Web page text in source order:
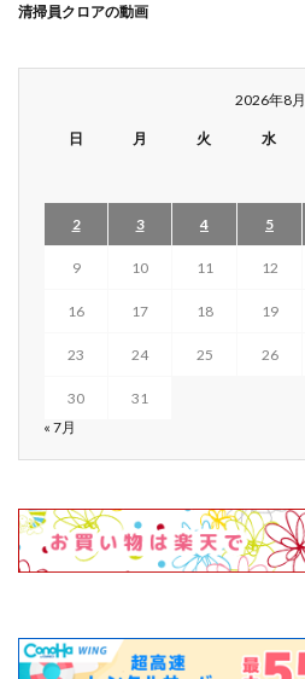
清掃員クロアの動画
2026年8月
日 月 火 水
2 3 4 5
9 10 11 12
16 17 18 19
23 24 25 26
30
31
« 7月